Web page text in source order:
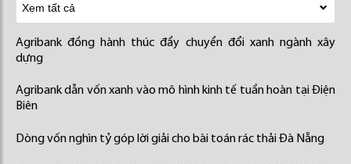
Agribank đồng hành thúc đẩy chuyển đổi xanh ngành xây
dựng
Agribank dẫn vốn xanh vào mô hình kinh tế tuần hoàn tại Điện
Biên
Dòng vốn nghìn tỷ góp lời giải cho bài toán rác thải Đà Nẵng